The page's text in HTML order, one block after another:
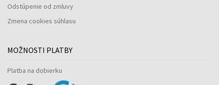
Odstúpenie od zmluvy
Zmena cookies súhlasu
MOŽNOSTI PLATBY
Platba na dobierku